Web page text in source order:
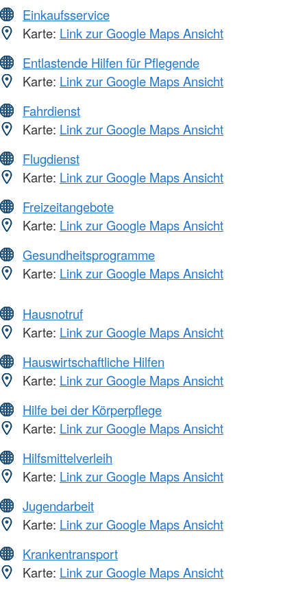
Einkaufsservice
Karte: Link zur Google Maps Ansicht
Entlastende Hilfen für Pflegende
Karte: Link zur Google Maps Ansicht
Fahrdienst
Karte: Link zur Google Maps Ansicht
Flugdienst
Karte: Link zur Google Maps Ansicht
Freizeitangebote
Karte: Link zur Google Maps Ansicht
Gesundheitsprogramme
Karte: Link zur Google Maps Ansicht
Hausnotruf
Karte: Link zur Google Maps Ansicht
Hauswirtschaftliche Hilfen
Karte: Link zur Google Maps Ansicht
Hilfe bei der Körperpflege
Karte: Link zur Google Maps Ansicht
Hilfsmittelverleih
Karte: Link zur Google Maps Ansicht
Jugendarbeit
Karte: Link zur Google Maps Ansicht
Krankentransport
Karte: Link zur Google Maps Ansicht